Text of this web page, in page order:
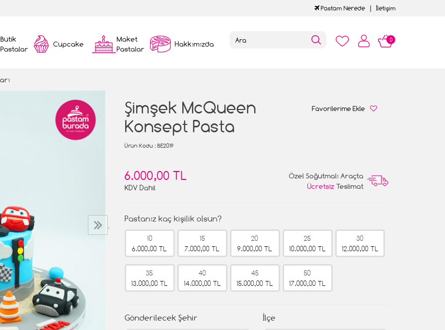
Pastam Nerede İletişim
Butik
Pastalar
Cupcake
Maket
Pastalar
Hakkımızda 0
›
Şimşek McQueen
Konsept Pasta
Favorilerime Ekle
Ürün Kodu : BE2019
6.000,00 TL
KDV Dahil
Özel Soğutmalı Araçta
Ücretsiz Teslimat
Pastanız kaç kişilik olsun?
10
6.000,00 TL
15
7.000,00 TL
20
9.000,00 TL
25
10.000,00 TL
30
12.000,00 TL
35
13.000,00 TL
40
14.000,00 TL
45
15.000,00 TL
50
17.000,00 TL
Gönderilecek Şehir İlçe